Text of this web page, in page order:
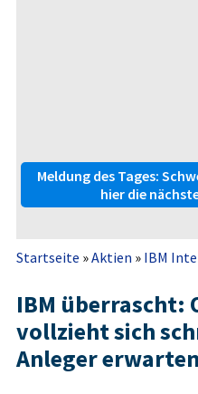
Meldung des Tages:
hier die
Startseite »Aktien » IBM
IBM überrascht:
vollzieht sich
Anleger erwarten